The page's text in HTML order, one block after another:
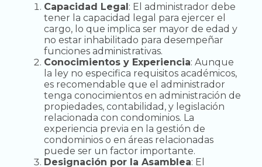
Capacidad Legal: El administrador debe
tener la capacidad legal para ejercer el
cargo, lo que implica ser mayor de edad y
no estar inhabilitado para desempeñar
funciones administrativas.
Conocimientos y Experiencia: Aunque
la ley no especifica requisitos académicos,
es recomendable que el administrador
tenga conocimientos en administración de
propiedades, contabilidad, y legislación
relacionada con condominios. La
experiencia previa en la gestión de
condominios o en áreas relacionadas
puede ser un factor importante.
Designación por la Asamblea: El